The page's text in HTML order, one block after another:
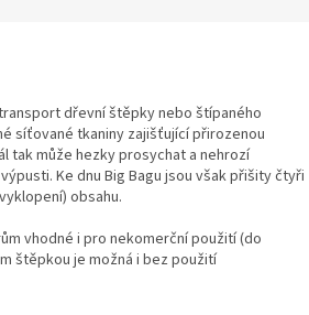
dřevní štěpky nebo štípaného
síťované tkaniny zajišťující přirozenou
tak může hezky prosychat a nehrozí
Ke dnu Big Bagu jsou však přišity čtyři
obsahu.
vhodné i pro nekomerční použití (do
štěpkou je možná i bez použití